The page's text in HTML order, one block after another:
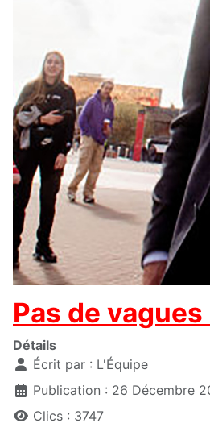
Pas de vagues
Détails
Écrit par : L'Équipe
Publication : 26 Décembre
Clics : 3747